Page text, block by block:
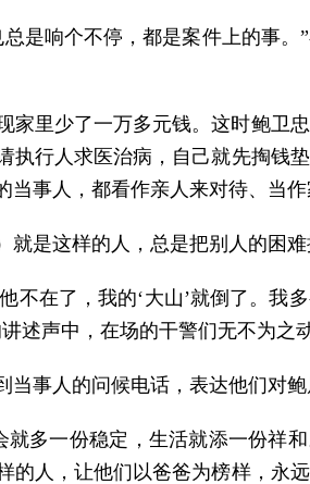
响个不停，都是案件上的事。
家里少了一万多元钱。这时鲍卫
行人求医治病，自己就先掏钱
事人，都看作亲人来对待、当作
是这样的人，总是把别人的困难
不在了，我的‘大山’就倒了。我
述声中，在场的干警们无不为之
事人的问候电话，表达他们对鲍
多一份稳定，生活就添一份祥
人，让他们以爸爸为榜样，永